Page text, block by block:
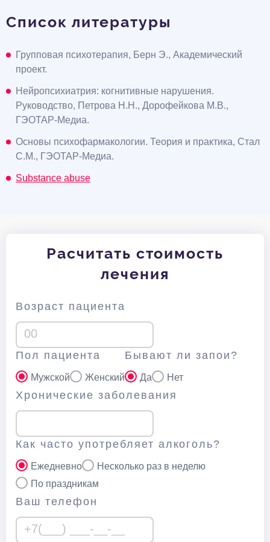
Список литературы
Групповая психотерапия, Берн Э., Академический
проект.
Нейропсихиатрия: когнитивные нарушения.
Руководство, Петрова Н.Н., Дорофейкова М.В.,
ГЭОТАР-Медиа.
Основы психофармакологии. Теория и практика, Стал
С.М., ГЭОТАР-Медиа.
Substance abuse
Расчитать стоимость
лечения
Возраст пациента
Пол пациента
Мужской Женский
Бывают ли запои?
Да Нет
Хронические заболевания
Как часто употребляет алкоголь?
Ежедневно
Несколько раз в неделю
По праздникам
Ваш телефон